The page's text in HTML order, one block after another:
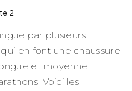
2
par plusieurs
en font une chaussure
et moyenne
Voici les